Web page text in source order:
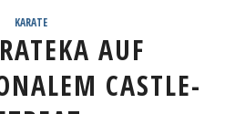
KARATE
AUF
CASTLE-